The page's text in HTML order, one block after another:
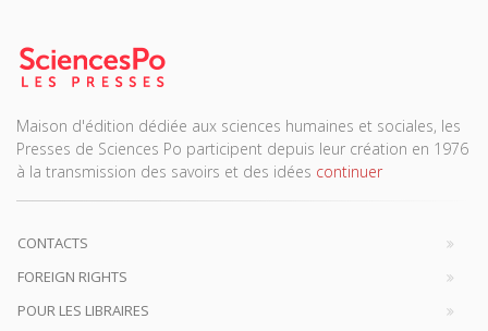
Maison d'édition dédiée aux sciences humaines et sociales, les
Presses de Sciences Po participent depuis leur création en 1976
à la transmission des savoirs et des idées continuer
CONTACTS
FOREIGN RIGHTS
POUR LES LIBRAIRES